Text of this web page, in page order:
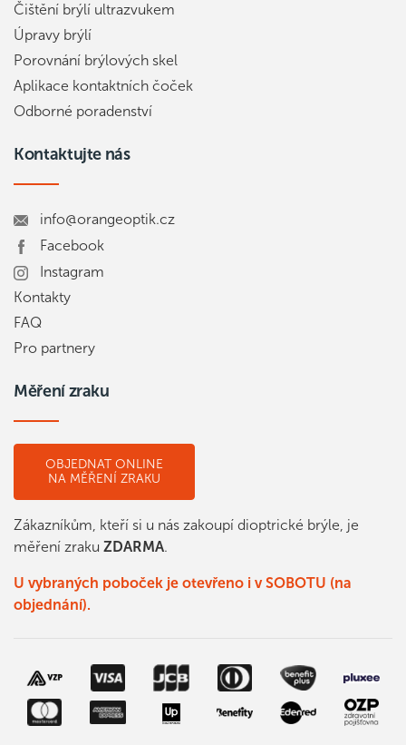
Čištění brýlí ultrazvukem
Úpravy brýlí
Porovnání brýlových skel
Aplikace kontaktních čoček
Odborné poradenství
Kontaktujte nás
info@orangeoptik.cz
Facebook
Instagram
Kontakty
FAQ
Pro partnery
Měření zraku
OBJEDNAT ONLINE
NA MĚŘENÍ ZRAKU
Zákazníkům, kteří si u nás zakoupí dioptrické brýle, je
měření zraku ZDARMA.
U vybraných poboček je otevřeno i v SOBOTU (na
objednání).